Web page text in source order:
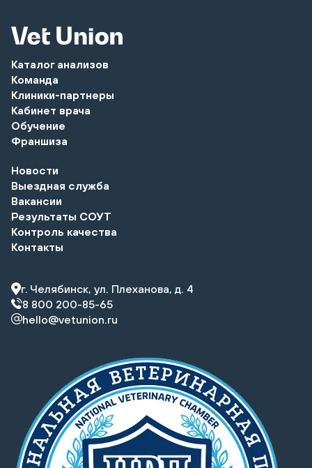
Каталог анализов
Команда
Клиники-партнеры
Кабинет врача
Обучение
Франшиза
Новости
Выездная служба
Вакансии
Результаты СОУТ
Контроль качества
Контакты
г. Челябинск, ул. Плеханова, д. 4
8 800 200-85-65
hello@vetunion.ru